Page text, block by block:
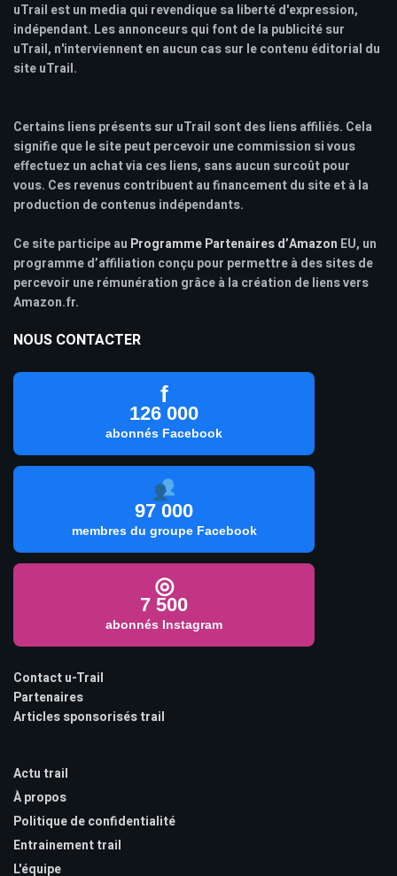
uTrail est un media qui revendique sa liberté d'expression,
indépendant. Les annonceurs qui font de la publicité sur
uTrail, n'interviennent en aucun cas sur le contenu éditorial du
site uTrail.
Certains liens présents sur uTrail sont des liens affiliés. Cela
signifie que le site peut percevoir une commission si vous
effectuez un achat via ces liens, sans aucun surcoût pour
vous. Ces revenus contribuent au financement du site et à la
production de contenus indépendants.
Ce site participe au Programme Partenaires d’Amazon EU, un
programme d’affiliation conçu pour permettre à des sites de
percevoir une rémunération grâce à la création de liens vers
Amazon.fr.
NOUS CONTACTER
f
126 000
abonnés Facebook
97 000
membres du groupe Facebook
◎
7 500
abonnés Instagram
Contact u-Trail
Partenaires
Articles sponsorisés trail
Actu trail
À propos
Politique de confidentialité
Entrainement trail
L'équipe